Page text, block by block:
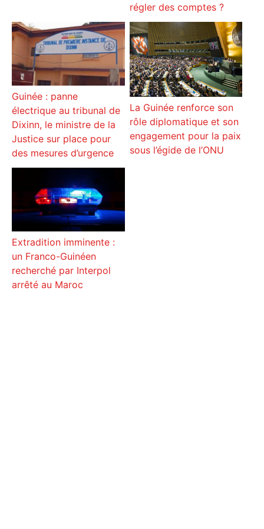
régler des comptes ?
Guinée : panne
électrique au tribunal de
Dixinn, le ministre de la
Justice sur place pour
des mesures d’urgence
La Guinée renforce son
rôle diplomatique et son
engagement pour la paix
sous l’égide de l’ONU
Extradition imminente :
un Franco-Guinéen
recherché par Interpol
arrêté au Maroc